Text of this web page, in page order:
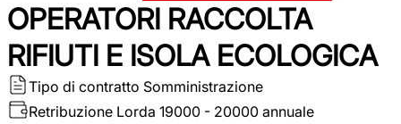
OPERATORI RACCOLTA
RIFIUTI E ISOLA ECOLOGICA
Tipo di contratto Somministrazione
Retribuzione Lorda 19000 - 20000 annuale